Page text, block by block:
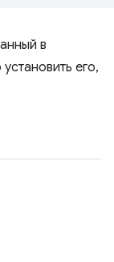
в
его,